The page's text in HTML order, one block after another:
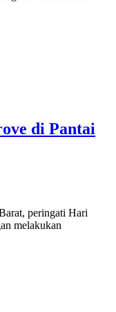
di Pantai
peringati Hari
melakukan